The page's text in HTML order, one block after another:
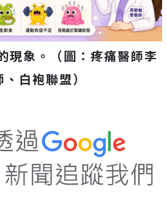
象。（圖：疼痛醫師李
白袍聯盟）